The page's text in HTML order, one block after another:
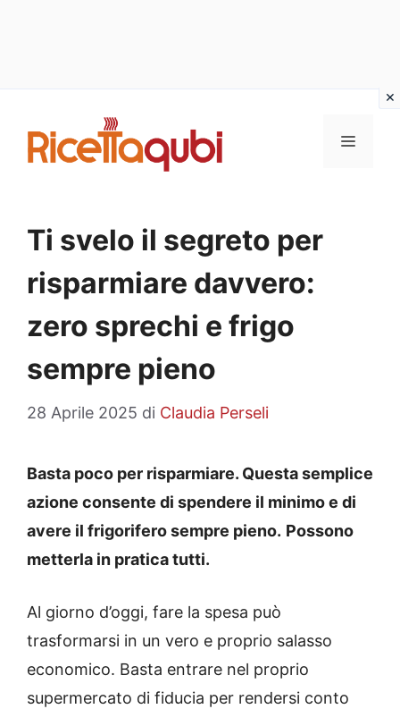
contenuto
MENU
Ti svelo il segreto per
risparmiare davvero:
zero sprechi e frigo
sempre pieno
28 Aprile 2025 di Claudia Perseli
Basta poco per risparmiare. Questa semplice
azione consente di spendere il minimo e di
avere il frigorifero sempre pieno. Possono
metterla in pratica tutti.
Al giorno d’oggi, fare la spesa può
trasformarsi in un vero e proprio salasso
economico. Basta entrare nel proprio
supermercato di fiducia per rendersi conto